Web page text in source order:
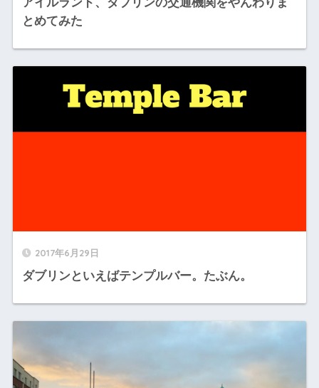
とめてみた
2017年6月29日
ダブリンといえばテンプルバー。たぶん。